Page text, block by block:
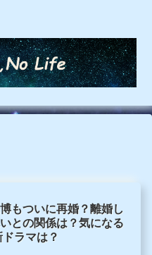
もついに再婚？離婚し
との関係は？気になる
ラマは？